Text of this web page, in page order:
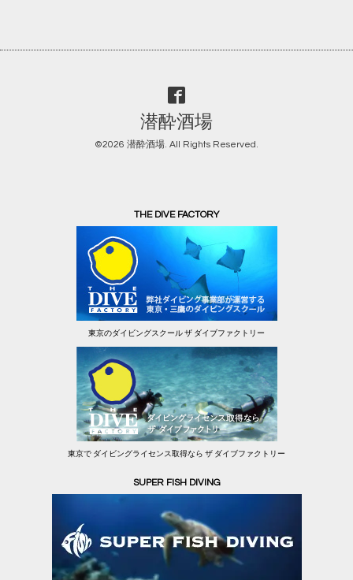
潜酔酒場
©2026 潜酔酒場. All Rights Reserved.
THE DIVE FACTORY
東京のダイビングスクール ザ ダイブファクトリー
東京で ダイビングライセンス取得なら ザ ダイブファクトリー
SUPER FISH DIVING